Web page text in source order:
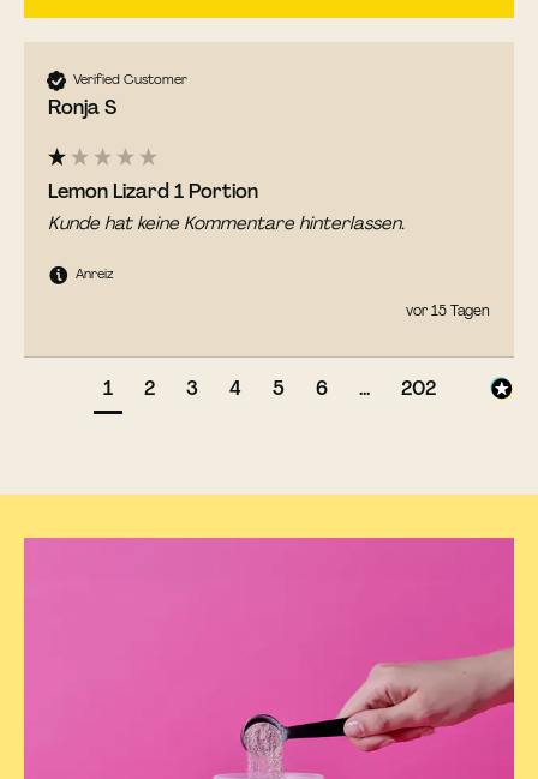
Verified Customer
Ronja S
Lemon Lizard 1 Portion
Kunde hat keine Kommentare hinterlassen.
Anreiz
vor 15 Tagen
1 2 3 4 5 6 ... 202